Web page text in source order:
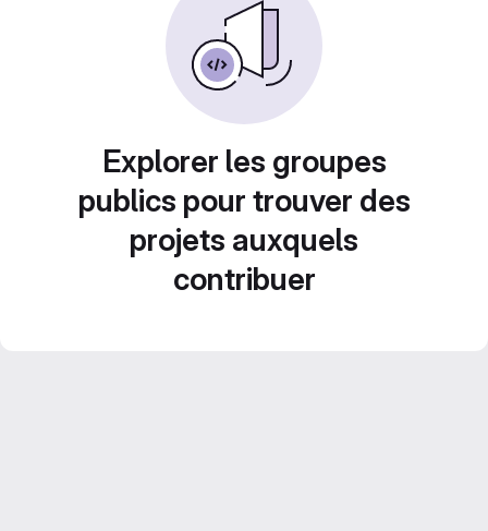
Explorer les groupes
publics pour trouver des
projets auxquels
contribuer